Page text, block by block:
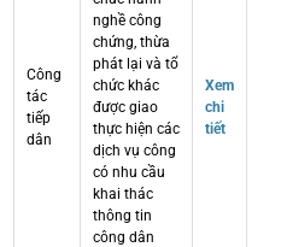
Công
tác
tiếp
dân
nghề công
chứng, thừa
phát lại và tổ
chức khác
được giao
thực hiện các
dịch vụ công
có nhu cầu
khai thác
thông tin
công dân
Xem
chi
tiết